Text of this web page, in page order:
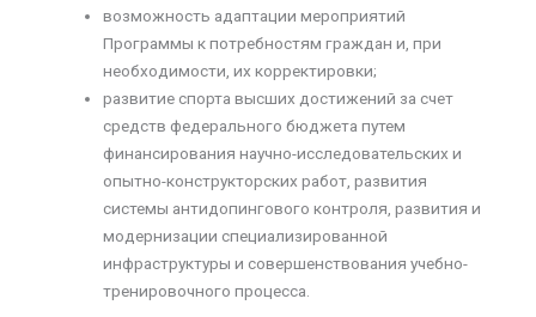
возможность адаптации мероприятий
Программы к потребностям граждан и, при
необходимости, их корректировки;
развитие спорта высших достижений за счет
средств федерального бюджета путем
финансирования научно-исследовательских и
опытно-конструкторских работ, развития
системы антидопингового контроля, развития и
модернизации специализированной
инфраструктуры и совершенствования учебно-
тренировочного процесса.